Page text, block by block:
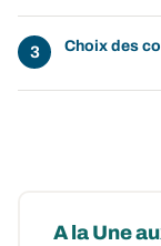
Choix des
A la Une